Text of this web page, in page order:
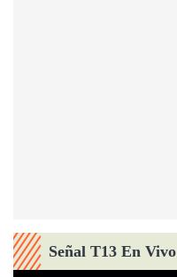
Señal T13 En Vivo